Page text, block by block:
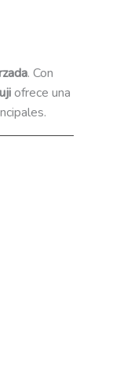
. Con
ofrece una